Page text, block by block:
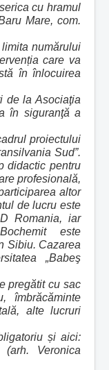
cu hramul
Mare, com.
numărului
care va
în înlocuirea
la Asociaţia
în siguranţă a
proiectului
Sud”.
didactic pentru
profesională,
altor
de lucru este
Romania, iar
este
Sibiu. Cazarea
„Babeş
cu sac
îmbrăcăminte
alte lucruri
și aici:
Veronica